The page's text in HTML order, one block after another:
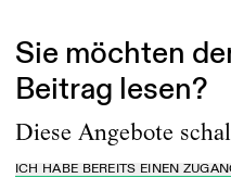
Sie möchten
Beitrag lesen?
Diese Angebote
ICH HABE BEREITS EINEN